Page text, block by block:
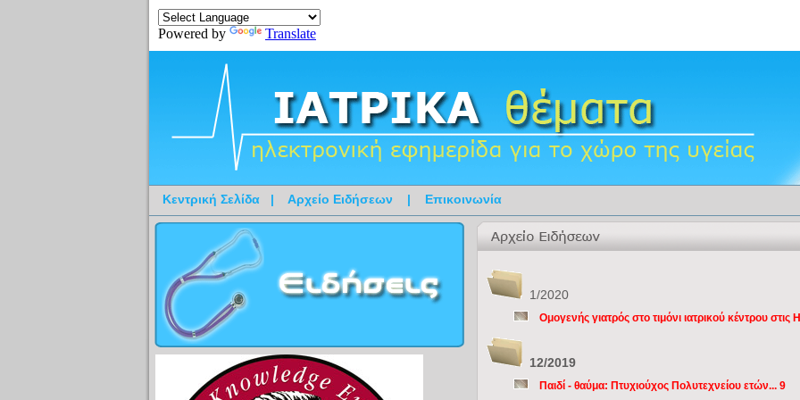
Powered by Translate
Κεντρική Σελίδα | Αρχείο Ειδήσεων | Επικοινωνία
1/2020
Oμογενής γιατρός στο τιμόνι ιατρικού κέντρου στις
12/2019
Παιδί - θαύμα: Πτυχιούχος Πολυτεχνείου ετών... 9